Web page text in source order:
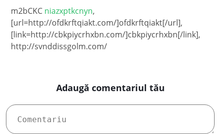
m2bCKC niazxptkcnyn,
[url=http://ofdkrftqiakt.com/]ofdkrftqiakt[/url],
[link=http://cbkpiycrhxbn.com/]cbkpiycrhxbn[/link],
http://svnddissgolm.com/
Adaugă comentariul tău